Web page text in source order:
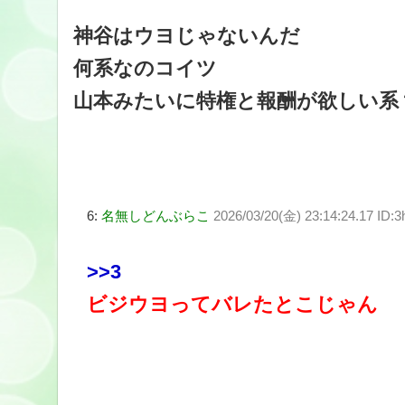
神谷はウヨじゃないんだ
何系なのコイツ
山本みたいに特権と報酬が欲しい系
6: 名無しどんぶらこ 2026/03/20(金) 23:14:24.17
>>3
ビジウヨってバレたとこじゃん